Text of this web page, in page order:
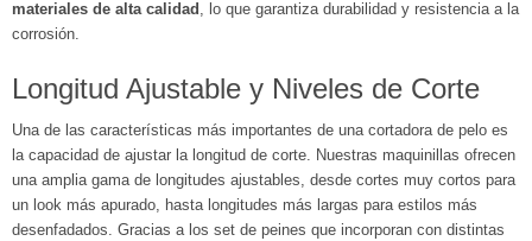
materiales de alta calidad , lo que garantiza durabilidad y resistencia a la
corrosión.
Longitud Ajustable y Niveles de Corte
Una de las características más importantes de una cortadora de pelo es
la capacidad de ajustar la longitud de corte. Nuestras maquinillas ofrecen
una amplia gama de longitudes ajustables, desde cortes muy cortos para
un look más apurado, hasta longitudes más largas para estilos más
desenfadados. Gracias a los set de peines que incorporan con distintas